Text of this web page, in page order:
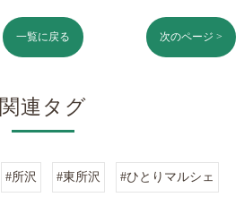
一覧に戻る 次のページ >
関連タグ
#所沢 #東所沢 #ひとりマルシェ